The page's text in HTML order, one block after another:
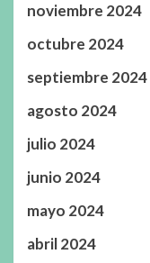
noviembre 2024
octubre 2024
septiembre 2024
agosto 2024
julio 2024
junio 2024
mayo 2024
abril 2024